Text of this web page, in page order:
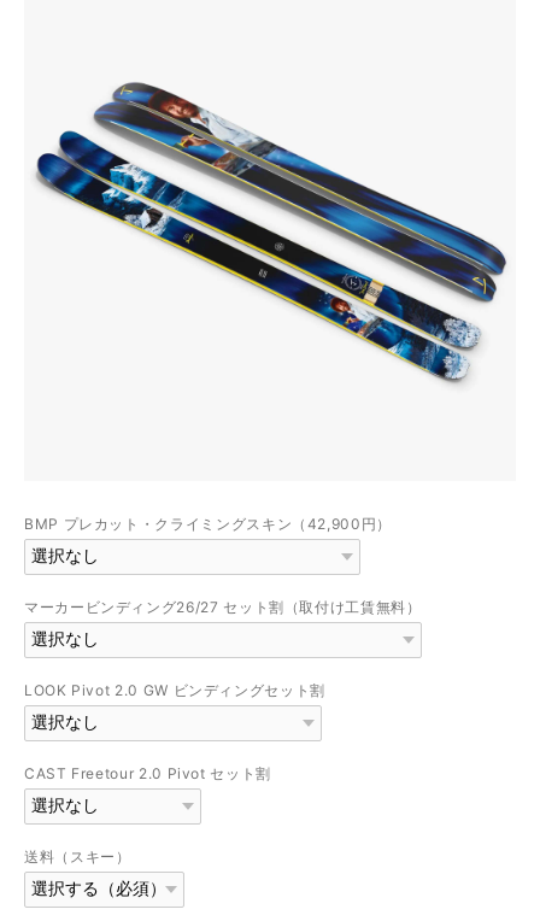
BMP プレカット・クライミングスキン（42,900円）
マーカービンディング26/27 セット割（取付け工賃無料）
LOOK Pivot 2.0 GW ビンディングセット割
CAST Freetour 2.0 Pivot セット割
送料（スキー）